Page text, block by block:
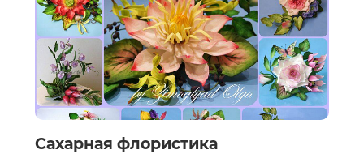
Сахарная флористика